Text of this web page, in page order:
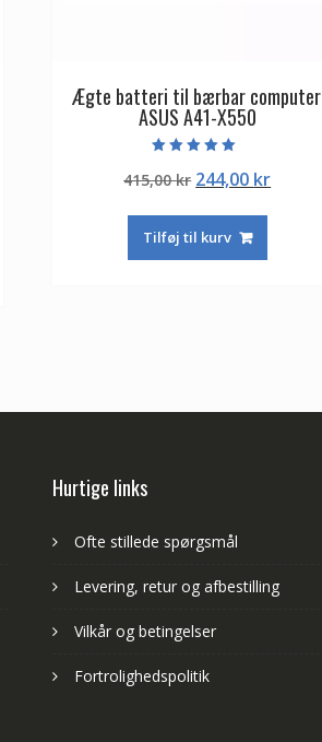
Ægte batteri til bærbar computer
ASUS A41-X550
5.00
ud af 5
415,00kr Den
pris
var:
244,00 krDen
Tilføj til kurv
Hurtige links
Ofte stillede spørgsmål
Levering, retur og afbestilling
Vilkår og betingelser
Fortrolighedspolitik